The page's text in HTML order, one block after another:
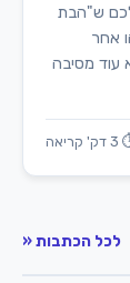
ש"הבת
אחר
מזמן לא עוד מסיבה
לכל הכתבות «